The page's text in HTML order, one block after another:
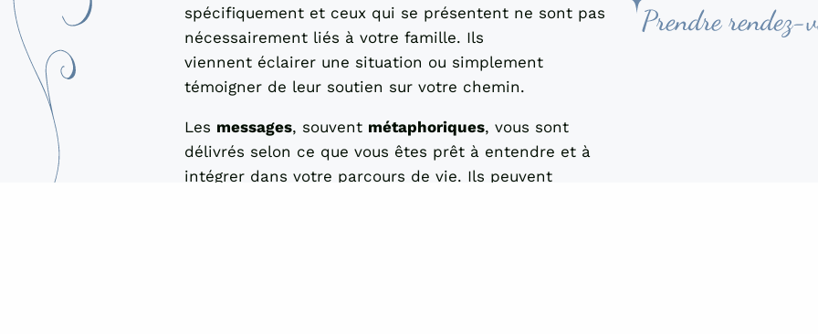
spécifiquement et ceux qui se présentent ne sont pas
nécessairement liés à votre famille. Ils
viennent éclairer une situation ou simplement
témoigner de leur soutien sur votre chemin.
Les messages, souvent métaphoriques, vous sont
délivrés selon ce que vous êtes prêt à entendre et à
intégrer dans votre parcours de vie. Ils peuvent